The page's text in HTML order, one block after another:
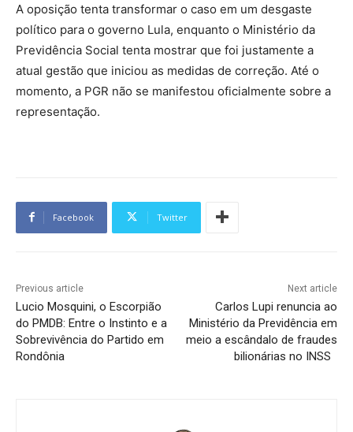
A oposição tenta transformar o caso em um desgaste
político para o governo Lula, enquanto o Ministério da
Previdência Social tenta mostrar que foi justamente a
atual gestão que iniciou as medidas de correção. Até o
momento, a PGR não se manifestou oficialmente sobre a
representação.
Facebook Twitter
Previous article
Lucio Mosquini, o Escorpião
do PMDB: Entre o Instinto e a
Sobrevivência do Partido em
Rondônia
Next article
Carlos Lupi renuncia ao
Ministério da Previdência em
meio a escândalo de fraudes
bilionárias no INSS